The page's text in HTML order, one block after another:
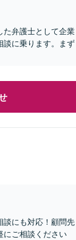
た弁護士として企業
談に乗ります。まず
談にも対応！顧問先
にご相談ください